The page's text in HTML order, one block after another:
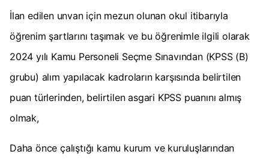
İlan edilen unvan için mezun olunan okul itibarıyla
öğrenim şartlarını taşımak ve bu öğrenimle ilgili olarak
2024 yılı Kamu Personeli Seçme Sınavından (KPSS (B)
grubu) alım yapılacak kadroların karşısında belirtilen
puan türlerinden, belirtilen asgari KPSS puanını almış
olmak,
Daha önce çalıştığı kamu kurum ve kuruluşlarından